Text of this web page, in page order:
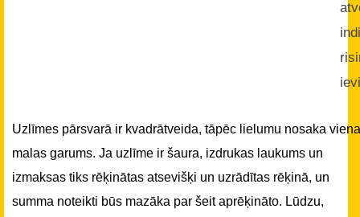
Uzlīmes pārsvarā ir kvadrātveida, tāpēc lielumu nosaka
malas garums. Ja uzlīme ir šaura, izdrukas laukums un
izmaksas tiks rēķinātas atsevišķi un uzrādītas rēķinā, un
summa noteikti būs mazāka par šeit aprēķināto. Lūdzu,